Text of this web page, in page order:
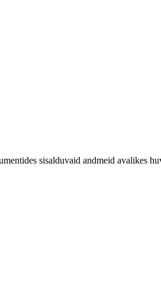
sisalduvaid andmeid avalikes